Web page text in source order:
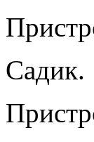
Садик.